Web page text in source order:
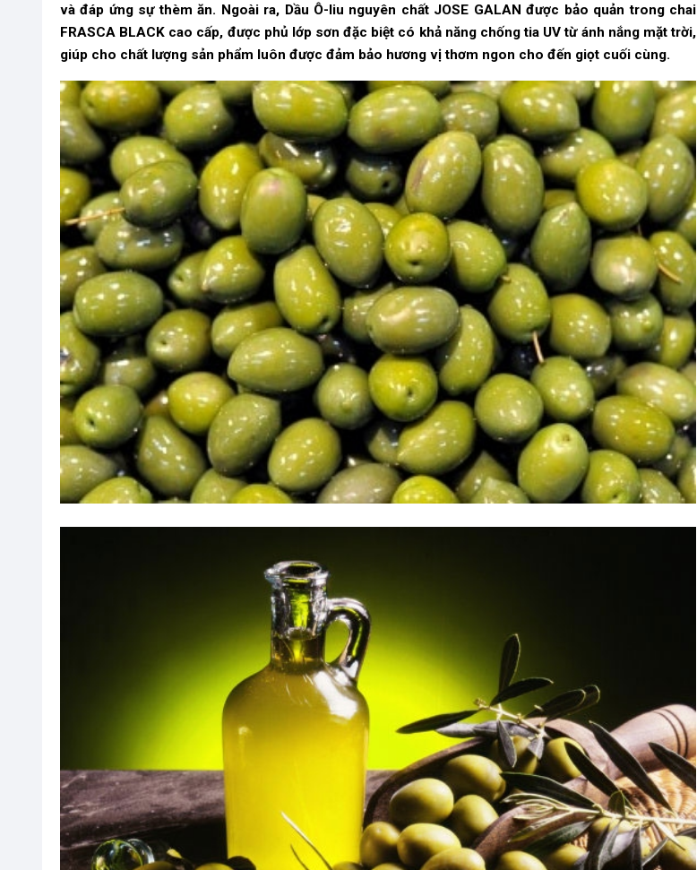
và đáp ứng sự thèm ăn. Ngoài ra, Dầu Ô-liu nguyên chất JOSE GALAN được bảo quản trong chai
FRASCA BLACK cao cấp, được phủ lớp sơn đặc biệt có khả năng chống tia UV từ ánh nắng mặt trời,
giúp cho chất lượng sản phẩm luôn được đảm bảo hương vị thơm ngon cho đến giọt cuối cùng.